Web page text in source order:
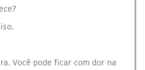
Você pode ficar com dor na